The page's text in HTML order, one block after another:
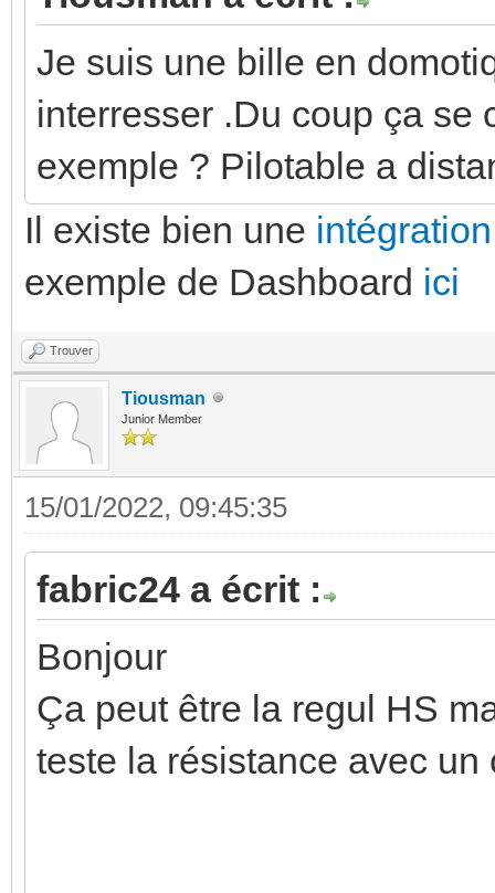
Je suis une bille en
interresser .Du coup ça se
exemple ? Pilotable a
Il existe bien une
exemple de Dashboard ici
Trouver
Tiousman
Junior Member
15/01/2022, 09:45:35
fabric24 a écrit :
Bonjour
Ça peut être la regul HS
teste la résistance avec un